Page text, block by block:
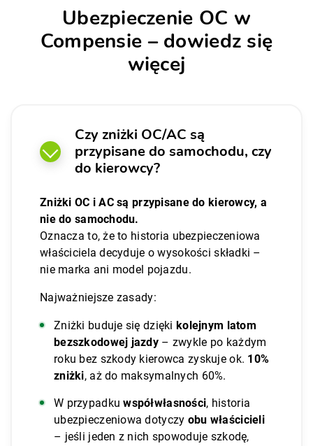
Ubezpieczenie OC w
Compensie – dowiedz się
więcej
Czy zniżki OC/AC są
przypisane do samochodu, czy
do kierowcy?
Zniżki OC i AC są przypisane do kierowcy, a
nie do samochodu.
Oznacza to, że to historia ubezpieczeniowa
właściciela decyduje o wysokości składki –
nie marka ani model pojazdu.
Najważniejsze zasady:
Zniżki buduje się dzięki kolejnym latom
bezszkodowej jazdy – zwykle po każdym
roku bez szkody kierowca zyskuje ok. 10%
zniżki, aż do maksymalnych 60%.
W przypadkuwspółwłasności, historia
ubezpieczeniowa dotyczy obu właścicieli
– jeśli jeden z nich spowoduje szkodę,